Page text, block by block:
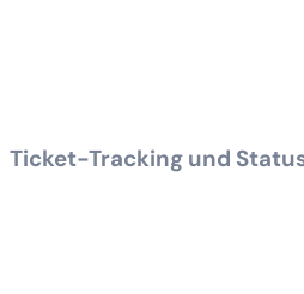
Ticket-Tracking und